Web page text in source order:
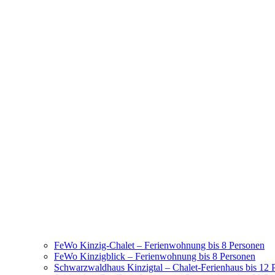
FeWo Kinzig-Chalet – Ferienwohnung bis 8 Personen
FeWo Kinzigblick – Ferienwohnung bis 8 Personen
Schwarzwaldhaus Kinzigtal – Chalet-Ferienhaus bis 12